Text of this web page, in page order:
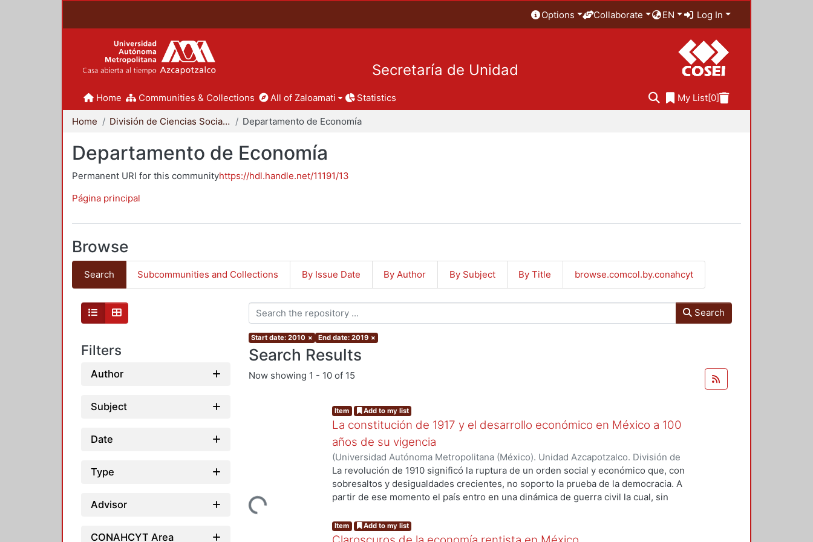
Options Collaborate EN Log In
Secretaría de Unidad
Home Communities & Collections All of Zaloamati Statistics My List[0]
Home División de Ciencias Sociales y Humanidades Departamento de Economía
Departamento de Economía
Permanent URI for this communityhttps://hdl.handle.net/11191/13
Página principal
Browse
Search Subcommunities and Collections By Issue Date By Author By Subject By Title browse.comcol.by.conahcyt
Filters
Author
Subject
Date
Type
Advisor
CONAHCYT Area
Search
Start date: 2010 × End date: 2019 ×
Search Results
Now showing 1 - 10 of 15
Loading...
Item Add to my list
La constitución de 1917 y el desarrollo económico en México a 100
años de su vigencia
(Universidad Autónoma Metropolitana (México). Unidad Azcapotzalco. División de
Ciencias Sociales y Humanidades.,2018) Ibarra-Puig, Vidal; Cordera Campos,
Rolando;Gutiérrez Herrera, Lucino;Buelna Serrano, María Elvira; Ávila, Santiago ;
Turrent Díaz, Eduardo; Rodríguez Garza, Francisco Javier;Suárez Dávila, Francisco
La revolución de 1910 significó la ruptura de un orden social y económico que, con
sobresaltos y desigualdades crecientes, no soporto la prueba de la democracia. A
partir de ese momento el país entro en una dinámica de guerra civil la cual, sin
concreto pos revolucionario. Las diversas tracciones revolucionarias pudieron
finalmente hacer un primer balance de su victoria y de su proyecto de nación y
Item Add to my list